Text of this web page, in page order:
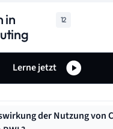
in
12
Lerne jetzt
der Nutzung von